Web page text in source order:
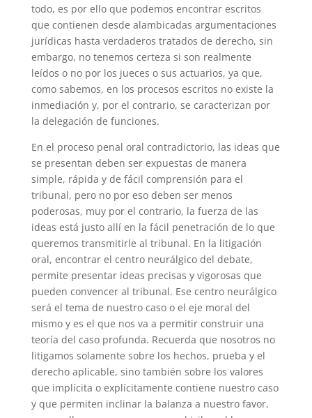
todo, es por ello que podemos encontrar escritos
que contienen desde alambicadas argumentaciones
jurídicas hasta verdaderos tratados de derecho, sin
embargo, no tenemos certeza si son realmente
leídos o no por los jueces o sus actuarios, ya que,
como sabemos, en los procesos escritos no existe la
inmediación y, por el contrario, se caracterizan por
la delegación de funciones.
En el proceso penal oral contradictorio, las ideas que
se presentan deben ser expuestas de manera
simple, rápida y de fácil comprensión para el
tribunal, pero no por eso deben ser menos
poderosas, muy por el contrario, la fuerza de las
ideas está justo allí en la fácil penetración de lo que
queremos transmitirle al tribunal. En la litigación
oral, encontrar el centro neurálgico del debate,
permite presentar ideas precisas y vigorosas que
pueden convencer al tribunal. Ese centro neurálgico
será el tema de nuestro caso o el eje moral del
mismo y es el que nos va a permitir construir una
teoría del caso profunda. Recuerda que nosotros no
litigamos solamente sobre los hechos, prueba y el
derecho aplicable, sino también sobre los valores
que implícita o explícitamente contiene nuestro caso
y que permiten inclinar la balanza a nuestro favor,